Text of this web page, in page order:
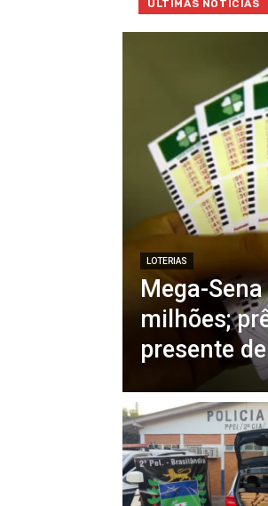
ÚLTIMAS NOTÍCIAS
LOTERIAS
Mega-
milhões;
presente